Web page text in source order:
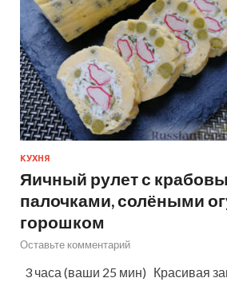
КУХНЯ
Яичный рулет с
палочками, солёными
горошком
Оставьте комментарий
3 часа (ваши 25 мин) Красивая